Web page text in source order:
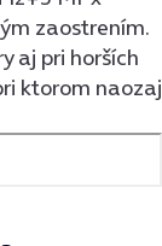
zaostrením.
aj pri horších
ktorom naozaj